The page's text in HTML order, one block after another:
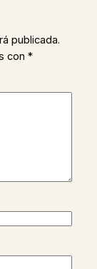
publicada.
con *